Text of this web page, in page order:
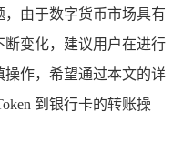
由于数字货币市场具有
变化，建议用户在进行
作，希望通过本文的详
到银行卡的转账操